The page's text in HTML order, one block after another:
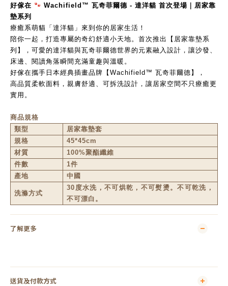
好傢在 🐾 Wachifield™ 瓦奇菲爾德 - 達洋貓 首次登場｜居家靠
墊系列
療癒系萌貓「達洋貓」來到你的居家生活！
陪你一起，打造專屬的奇幻舒適小天地。首次推出【居家靠墊系
列】，可愛的達洋貓與瓦奇菲爾德世界的元素融入設計，讓沙發、
床邊、閱讀角落瞬間充滿童趣與溫暖。
好傢在攜手日本經典插畫品牌【Wachifield™ 瓦奇菲爾德】，
高品質柔軟面料，親膚舒適、可拆洗設計，讓居家空間不只療癒更
實用。
商品規格
類型
居家靠墊套
規格
45*45cm
材質
100%聚酯纖維
件數
1件
產地
中國
洗滌方式
30 度水洗，不可烘乾，不可熨燙。不可乾洗，
不可漂白。
了解更多
送貨及付款方式